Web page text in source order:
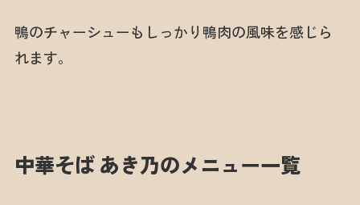
鴨のチャーシューもしっかり鴨肉の風味を感じら
れます。
中華そば あき乃のメニュー一覧